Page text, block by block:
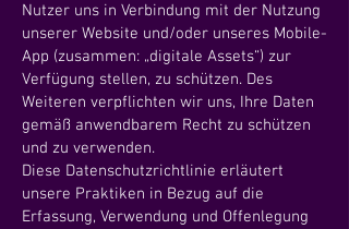
Nutzer uns in Verbindung mit der Nutzung
unserer Website und/oder unseres Mobile-
App (zusammen: „digitale Assets“) zur
Verfügung stellen, zu schützen. Des
Weiteren verpflichten wir uns, Ihre Daten
gemäß anwendbarem Recht zu schützen
und zu verwenden.
Diese Datenschutzrichtlinie erläutert
unsere Praktiken in Bezug auf die
Erfassung, Verwendung und Offenlegung